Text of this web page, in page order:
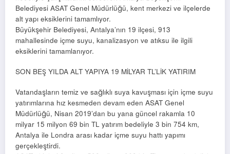
Belediyesi ASAT Genel Müdürlüğü, kent merkezi ve ilçelerde
alt yapı eksiklerini tamamlıyor.
Büyükşehir Belediyesi, Antalya’nın 19 ilçesi, 913
mahallesinde içme suyu, kanalizasyon ve atıksu ile ilgili
eksiklerini tamamlanıyor.
SON BEŞ YILDA ALT YAPIYA 19 MİLYAR TL’LİK YATIRIM
Vatandaşların temiz ve sağlıklı suya kavuşması için içme suyu
yatırımlarına hız kesmeden devam eden ASAT Genel
Müdürlüğü, Nisan 2019’dan bu yana güncel rakamla 10
milyar 15 milyon 69 bin TL yatırım bedeliyle 3 bin 754 km,
Antalya ile Londra arası kadar içme suyu hattı yapımı
gerçekleştirdi.